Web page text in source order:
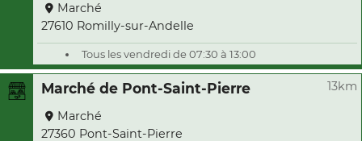
Marché
27610 Romilly-sur-Andelle
Tous les vendredi de 07:30 à 13:00
Marché de Pont-Saint-Pierre 13km
Marché
27360 Pont-Saint-Pierre